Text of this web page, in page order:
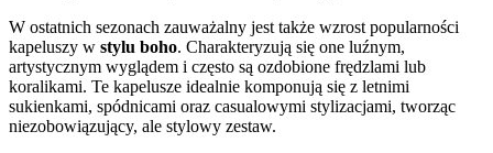
W ostatnich sezonach zauważalny jest także wzrost popularności
kapeluszy w stylu boho. Charakteryzują się one luźnym,
artystycznym wyglądem i często są ozdobione frędzlami lub
koralikami. Te kapelusze idealnie komponują się z letnimi
sukienkami, spódnicami oraz casualowymi stylizacjami, tworząc
niezobowiązujący, ale stylowy zestaw.